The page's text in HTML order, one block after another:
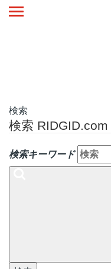
Toggle
検索
検索 RIDGID.com
検索キーワード